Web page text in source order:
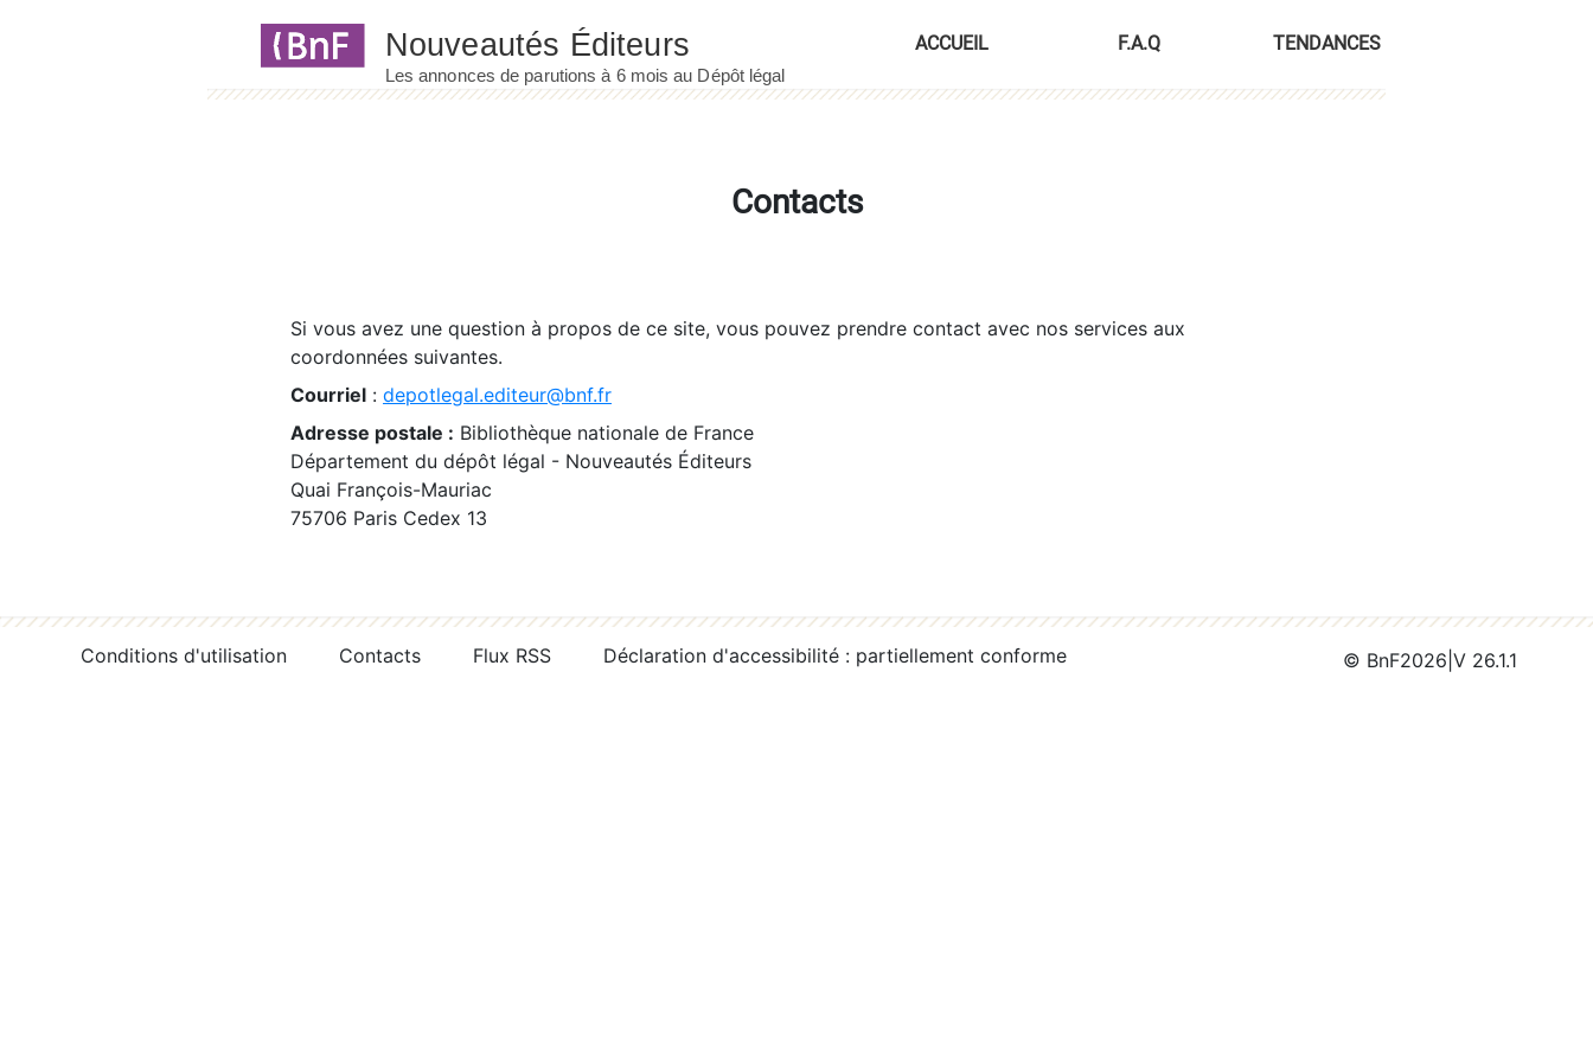
ACCUEIL F.A.Q TENDANCES
Contacts
Si vous avez une question à propos de ce site, vous pouvez prendre contact avec nos services aux
coordonnées suivantes.
Courriel : depotlegal.editeur@bnf.fr
Adresse postale : Bibliothèque nationale de France
Département du dépôt légal - Nouveautés Éditeurs
Quai François-Mauriac
75706 Paris Cedex 13
Conditions d'utilisation Contacts Flux RSS Déclaration d'accessibilité : partiellement conforme © BnF2026 V 26.1.1